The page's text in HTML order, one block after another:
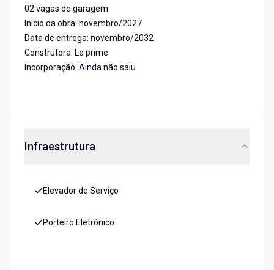
02 vagas de garagem
Início da obra: novembro/2027
Data de entrega: novembro/2032
Construtora: Le prime
Incorporação: Ainda não saiu
Infraestrutura
Elevador de Serviço
Porteiro Eletrônico